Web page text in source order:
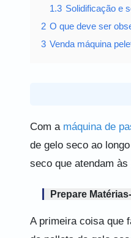
1.3 Solidificação e
2 O que deve ser
3 Venda máquina
Com a máquina de
de gelo seco ao
seco que atendam
Prepare
A primeira coisa que